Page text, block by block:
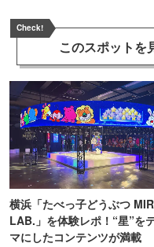
Check!
このスポットを
横浜「たべっ子どうぶつ
LAB.」を体験レポ！“星”を
マにしたコンテンツが満載